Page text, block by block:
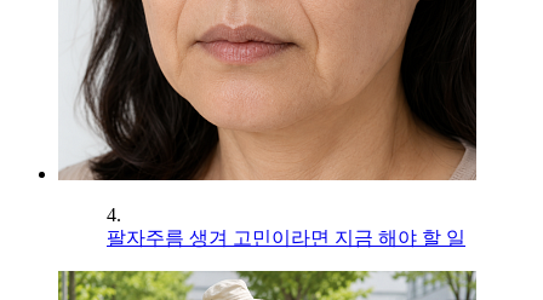
4.
팔자주름 생겨 고민이라면 지금 해야 할 일